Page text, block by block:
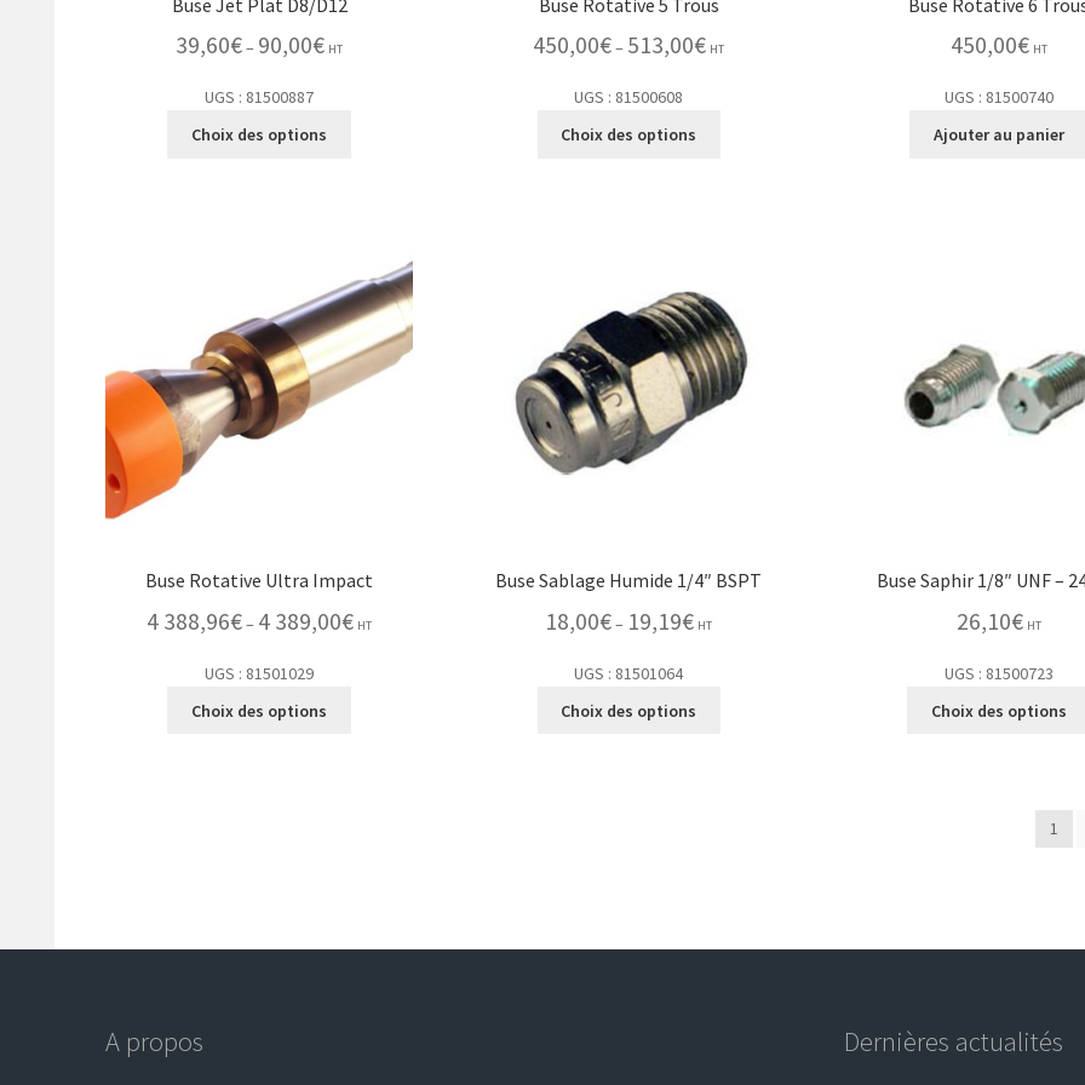
39,60€– 90,00€ HT
UGS : 81500887
Choix des options
450,00€– 513,00€ HT
UGS : 81500608
Choix des options
450,00€ HT
UGS : 81500740
Ajouter au panier
Buse Rotative Ultra Impact
4 388,96€– 4 389,00€ HT
UGS : 81501029
Choix des options
Buse Sablage Humide 1/4″ BSPT
18,00€– 19,19€ HT
UGS : 81501064
Choix des options
Buse Saphir 1/8″ UNF –
26,10€ HT
UGS : 81500723
Choix des options
1
A propos Dernières actualités